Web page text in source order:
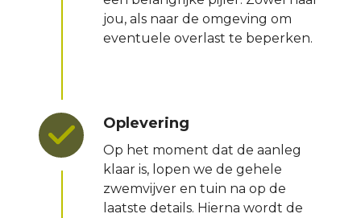
jou, als naar de omgeving om
eventuele overlast te beperken.
Oplevering
Op het moment dat de aanleg
klaar is, lopen we de gehele
zwemvijver en tuin na op de
laatste details. Hierna wordt de